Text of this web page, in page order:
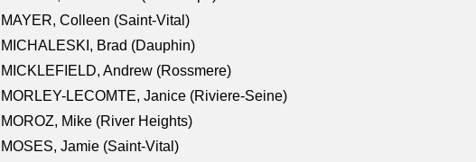
MAYER, Colleen (Saint-Vital)
MICHALESKI, Brad (Dauphin)
MICKLEFIELD, Andrew (Rossmere)
MORLEY-LECOMTE, Janice (Riviere-Seine)
MOROZ, Mike (River Heights)
MOSES, Jamie (Saint-Vital)